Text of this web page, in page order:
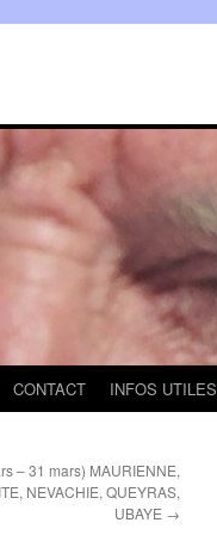
CONTACT INFOS UTILES
– 31 mars) MAURIENNE,
NEVACHIE, QUEYRAS,
UBAYE →